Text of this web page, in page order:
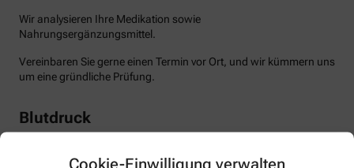
Cookie-Einwilligung verwalten
Wir analysieren Ihre Medikation sowie
Nahrungsergänzungsmittel.
Vereinbaren Sie gerne einen Termin vor Ort, und wir kümmern uns
um eine gründliche Prüfung.
Blutdruck
Nehmen Sie Blutdrucksenker ein? Wir überprüfen die Wirksamkeit